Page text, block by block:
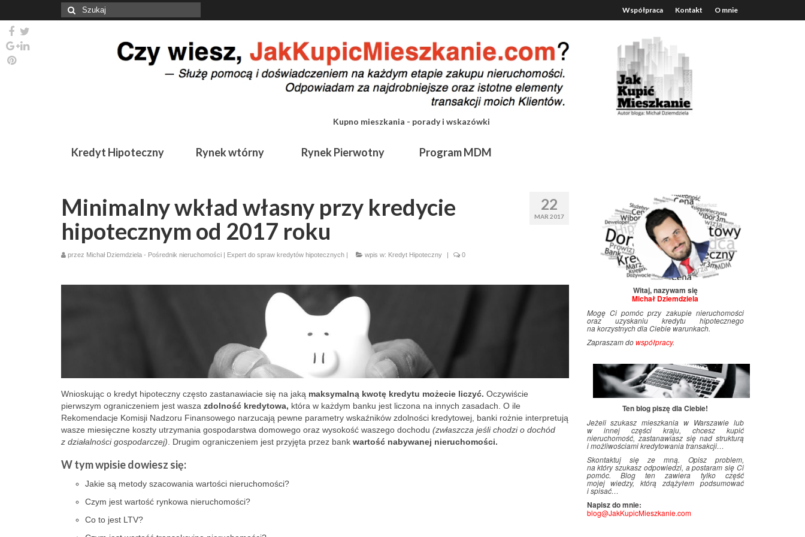
Współpraca Kontakt O mnie
Szuklaj
w:
Kupno mieszkania - porady i wskazówki
Kredyt Hipoteczny Rynek wtórny Rynek Pierwotny Program MDM
22
MAR 2017
Minimalny wkład własny przy kredycie
hipotecznym od 2017 roku
przez Michał Dziemdziela - Pośrednik nieruchomości | Expert do spraw kredytów hipotecznych wpis w: Kredyt Hipoteczny 0
Wnioskując o kredyt hipoteczny często zastanawiacie się na jaką maksymalną kwotę kredytu możecie liczyć. Oczywiście
pierwszym ograniczeniem jest wasza zdolność kredytowa, która w każdym banku jest liczona na innych zasadach. O ile
Rekomendacje Komisji Nadzoru Finansowego narzucają pewne parametry wskaźników zdolności kredytowej, banki rożnie interpretują
wasze miesięczne koszty utrzymania gospodarstwa domowego oraz wysokość waszego dochodu (zwłaszcza jeśli chodzi o dochód
z działalności gospodarczej) . Drugim ograniczeniem jest przyjęta przez bank wartość nabywanej nieruchomości.
W tym wpisie dowiesz się:
Jakie są metody szacowania wartości nieruchomości?
Czym jest wartość rynkowa nieruchomości?
Co to jest LTV?
Witaj, nazywam się
Michał Dziemdziela
Mogę Ci pomóc przy zakupie nieruchomości
oraz uzyskaniu kredytu hipotecznego
na korzystnych dla Ciebie warunkach.
Zapraszam do współpracy.
Ten blog piszę dla Ciebie!
Jeżeli szukasz mieszkania w Warszawie lub
w innej części kraju, chcesz kupić
nieruchomość, zastanawiasz się nad strukturą
i.możliwościami kredytowania transakcji…
Skontaktuj się ze mną. Opisz problem,
na który szukasz odpowiedzi, a postaram się Ci
pomóc. Blog ten zawiera tylko część
mojej wiedzy, którą zdążyłem podsumować
i.spisać…
Napisz do mnie:
blog@JakKupicMieszkanie.com